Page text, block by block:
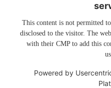
This content is not permitted
disclosed to the visitor. The
with their CMP to add this
Powered by